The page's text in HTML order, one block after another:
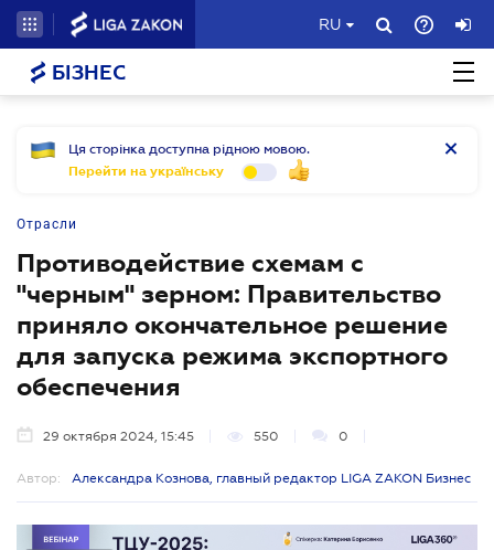
RU
БІЗНЕС
Ця сторінка доступна рідною мовою.
Перейти на українську
Отрасли
Противодействие схемам с
"черным" зерном: Правительство
приняло окончательное решение
для запуска режима экспортного
обеспечения
29 октября 2024, 15:45 550 0
Автор: Александра Кознова, главный редактор LIGA ZAKON Бизнес